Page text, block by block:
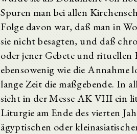
Spuren man bei allen
Folge davon war, daß man in
sie nicht besagten, und daß
oder jener Gebete und
ebensowenig wie die
lange Zeit die maßgebende. In
sieht in der Messe AK VIII ein
Liturgie am Ende des vierten
ägyptischen oder